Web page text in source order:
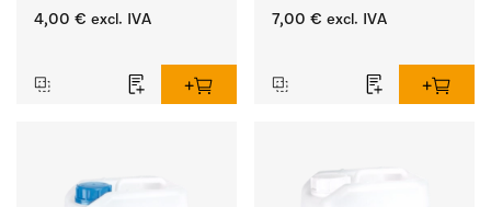
produtos líquidos ProCare.
4,00 € excl. IVA
ProCare de 5, 10 e 20 l.
7,00 € excl. IVA